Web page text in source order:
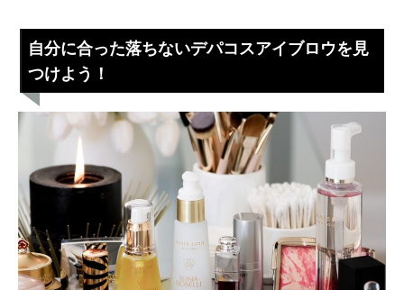
自分に合った落ちないデパコスアイブロウを見
つけよう！